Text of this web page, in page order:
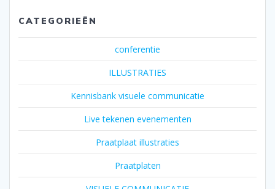
CATEGORIEËN
conferentie
ILLUSTRATIES
Kennisbank visuele communicatie
Live tekenen evenementen
Praatplaat illustraties
Praatplaten